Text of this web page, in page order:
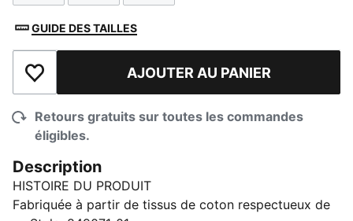
GUIDE DES TAILLES
Ajouter à la liste de souhaits
AJOUTER AU PANIER
Retours gratuits sur toutes les commandes
éligibles.
Description
HISTOIRE DU PRODUIT
Fabriquée à partir de tissus de coton respectueux de